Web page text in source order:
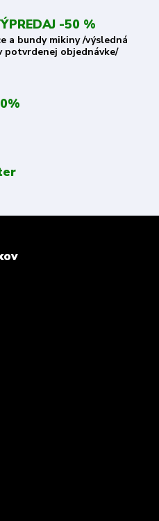
-50 %
a bundy mikiny /výsledná
potvrdenej objednávke/